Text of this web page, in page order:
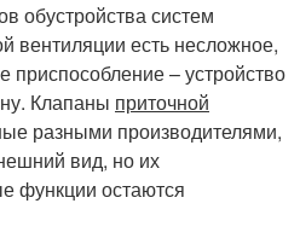
обустройства систем
вентиляции есть несложное,
– устройство
Клапаны приточной
разными производителями,
вид, но их
функции остаются